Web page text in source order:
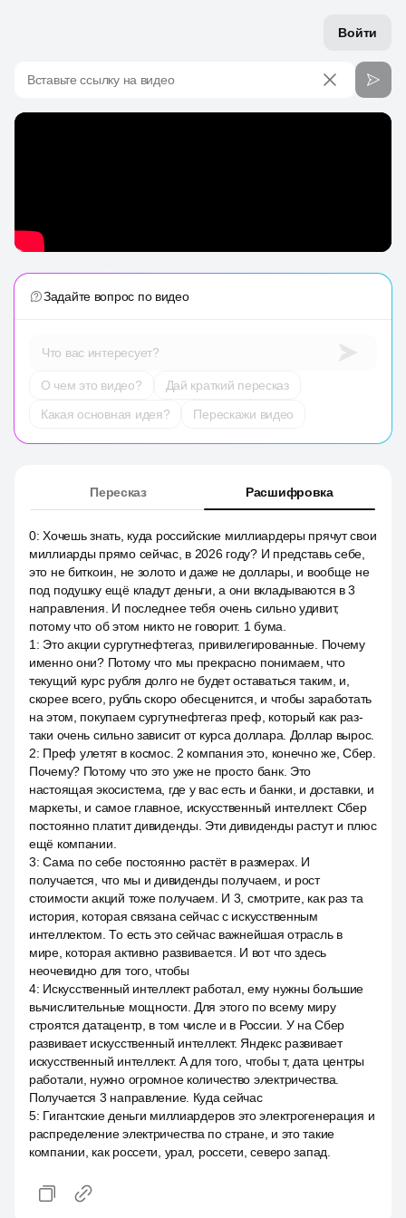
Войти
Вставьте ссылку на видео
Задайте вопрос по видео
Что вас интересует?
О чем это видео?
Дай краткий пересказ
Какая основная идея?
Перескажи видео
Пересказ Расшифровка
0:Хочешь знать, куда российские миллиардеры прячут свои
миллиарды прямо сейчас, в 2026 году? И представь себе,
это не биткоин, не золото и даже не доллары, и вообще не
под подушку ещё кладут деньги, а они вкладываются в 3
направления. И последнее тебя очень сильно удивит,
потому что об этом никто не говорит. 1 бума.
1 : Это акции сургутнефтегаз, привилегированные. Почему
именно они? Потому что мы прекрасно понимаем, что
текущий курс рубля долго не будет оставаться таким, и,
скорее всего, рубль скоро обесценится, и чтобы заработать
на этом, покупаем сургутнефтегаз преф, который как раз-
таки очень сильно зависит от курса доллара. Доллар вырос.
2: Преф улетят в космос. 2 компания это, конечно же, Сбер.
Почему? Потому что это уже не просто банк. Это
настоящая экосистема, где у вас есть и банки, и доставки, и
маркеты, и самое главное, искусственный интеллект. Сбер
постоянно платит дивиденды. Эти дивиденды растут и плюс
ещё компании.
3:Сама по себе постоянно растёт в размерах. И
получается, что мы и дивиденды получаем, и рост
стоимости акций тоже получаем. И 3, смотрите, как раз та
история, которая связана сейчас с искусственным
интеллектом. То есть это сейчас важнейшая отрасль в
мире, которая активно развивается. И вот что здесь
неочевидно для того, чтобы
4: Искусственный интеллект работал, ему нужны большие
вычислительные мощности. Для этого по всему миру
строятся датацентр, в том числе и в России. У на Сбер
развивает искусственный интеллект. Яндекс развивает
искусственный интеллект. А для того, чтобы т, дата центры
работали, нужно огромное количество электричества.
Получается 3 направление. Куда сейчас
5: Гигантские деньги миллиардеров это электрогенерация и
распределение электричества по стране, и это такие
компании, как россети, урал, россети, северо запад.